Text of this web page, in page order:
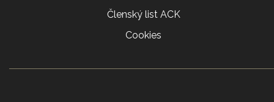
Členský list ACK
Cookies